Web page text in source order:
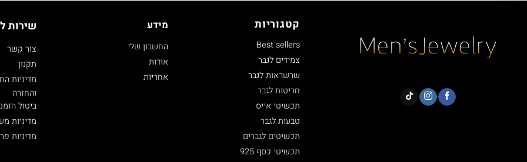
קטגוריות
Best sellers
צמידים לגבר
שרשראות לגבר
חריטות לגבר
תכשיטי אייס
טבעות לגבר
תכשיטים לגברים
תכשיטי כסף 925
מידע
החשבון שלי
אודות
אחריות
שירות
צור קשר
תקנון
מדיניות
והחזרה
ביטול
מדיניות
מדיניות